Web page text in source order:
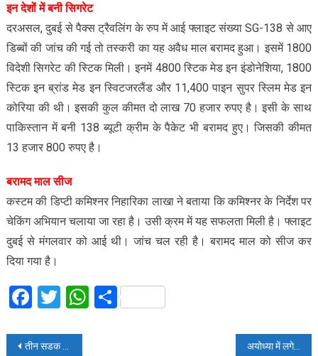
इन देशों में बनी सिगरेट
दरअसल, दुबई से पैक्स ट्रैवलिंग के रुप में आई फ्लाइट संख्या SG-138 से आए
डिब्बों की जांच की गई तो तस्करी का यह अवैध माल बरामद हुआ। इसमें 1800
विदेशी सिगरेट की स्टिक मिली। इनमें 4800 स्टिक मेड इन इंडोनेशिया, 1800
स्टिक इन ब्रांड मेड इन स्विटजरलैंड और 11,400 पाइन सुपर स्लिम मेड इन
कोरिया की थी। इसकी कुल कीमत दो लाख 70 हजार रुपए है। इसी के साथ
पाकिस्तान में बनी 138 ब्यूटी क्रीम के पैकेट भी बरामद हुए। जिसकी कीमत
13 हजार 800 रुपए है।
बरामद माल सीज
कस्टम की डिप्टी कमिश्नर निहारिका लाखा ने बताया कि कमिश्नर के निर्देश पर
चेकिंग अभियान चलाया जा रहा है। उसी क्रम में यह सफलता मिली है। फ्लाइट
दुबई से मंगलवार को आई थी। जांच चल रही है। बरामद माल को सीज कर
दिया गया है।
Facebook
Twitter
WhatsApp
Share
Post
तीन सडक हादसों में दो की मौत, एक गंभीर रूप से घायल अयोध्या में लगेगी लखनऊ में बनी राम की मूर्तियों की प्रदर्शनी, रामायण के प्रसंगों की दिखेगी झलक